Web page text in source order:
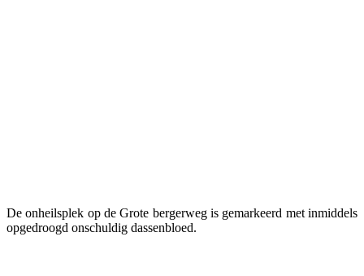
De onheilsplek op de Grote bergerweg is gemarkeerd met inmiddels
opgedroogd onschuldig dassenbloed.